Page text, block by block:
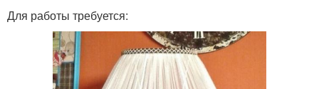
Для работы требуется: